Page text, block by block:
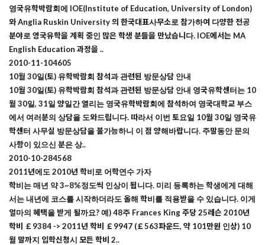
영국유학박람회에 IOE(Institute of Education, University of London)
와 Anglia Ruskin University 의 한국대표사무소로 참가하여 다양한 전공
분야로 영국유학을 계획 중인 많은 학생 분들을 만났습니다. IOE에서는 MA
English Education 과정을 ..
2010-11-104605
10월 30일(토) 유학박람회 참석과 관련된 방문상담 안내
10월 30일(토) 유학박람회 참석과 관련된 방문상담 안내 영국유학센터는 10
월 30일, 31일 양일간 열리는 영국유학박람회에 참석하여 영국대학교 부스
에서 여러분의 상담을 도와드립니다. 따라서 이번 토요일 10월 30일 영국유
학센터 사무실 방문상담을 불가능하니 이 점 양해바랍니다. 주말동안 문의
사항이 있으신 분은 상..
2010-10-284568
2011년에도 2010년 학비로 어학연수 가자
학비는 매년 약 3~8%정도씩 인상이 됩니다. 미리 등록하는 학생에게 대해
서는 내년에 코스를 시작하더라도 올해 학비를 적용받을 수 있습니다. 이게
얼마의 혜택을 받게 될까요? 예) 48주 Frances King 주당 25레슨 2010년
학비 ￡9384 -> 2011년 학비 ￡9947 (￡563파운드, 약 101만원 인상) 10
월 말까지 입학신청시 모든 학비 2..